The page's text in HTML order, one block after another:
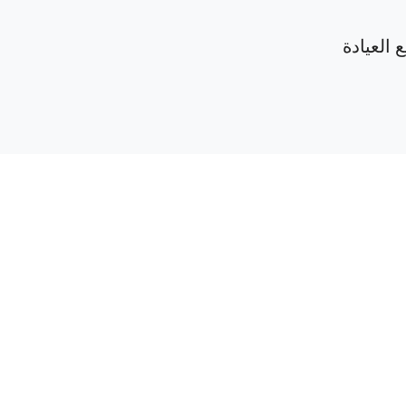
العيادة